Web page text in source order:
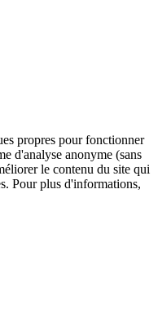
propres pour fonctionner
d'analyse anonyme (sans
le contenu du site qui
Pour plus d'informations,